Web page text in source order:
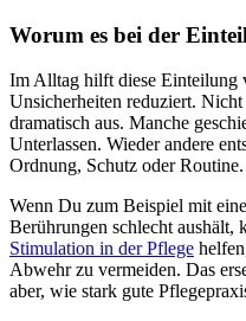
Worum es bei der
Im Alltag hilft diese Einteilung
Unsicherheiten reduziert.
dramatisch aus. Manche
Unterlassen. Wieder andere
Ordnung, Schutz oder Routine.
Wenn Du zum Beispiel mit
Berührungen schlecht aushält,
Stimulation in der Pflege
Abwehr zu vermeiden. Das
aber, wie stark gute